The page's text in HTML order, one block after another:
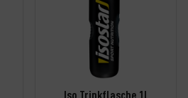
Iso Trinkflasche 1l